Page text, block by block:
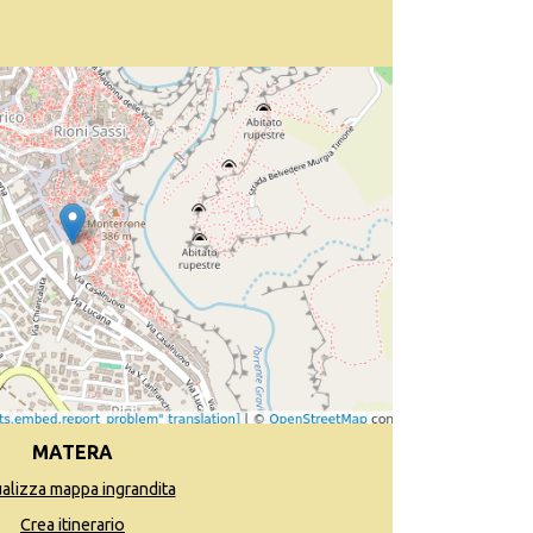
MATERA
mappa ingrandita
Crea itinerario